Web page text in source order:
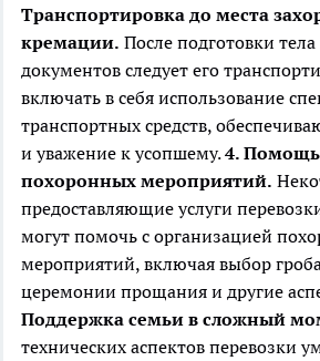
Транспортировка до места
кремации. После подготовки
документов следует его
включать в себя использование
транспортных средств,
и уважение к усопшему.4. Помощь
похоронных мероприятий.
предоставляющие услуги
могут помочь с организацией
мероприятий, включая выбор
церемонии прощания и другие
Поддержка семьи в сложный
технических аспектов перевозки